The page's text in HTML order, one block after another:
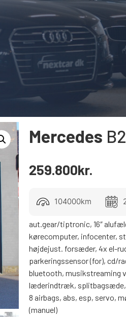
Mercedes
259.800kr.
104000km
aut.gear/tiptronic, 16″
kørecomputer, infocenter,
højdejust. forsæder, 4x el-
parkeringssensor (for), cd/
bluetooth, musikstreaming
læderindtræk, splitbagsæde,
8 airbags, abs, esp, servo,
(manuel)